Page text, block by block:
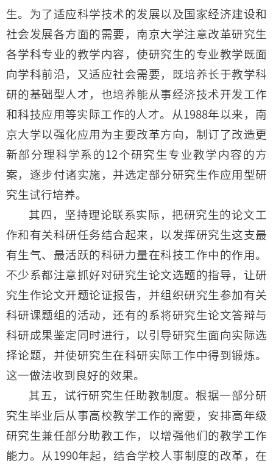
生。为了适应科学技术的发展以及国家经济建设和
社会发展各方面的需要，南京大学注意改革研究生
各学科专业的教学内容，使研究生的专业教学既面
向学科前沿，又适应社会需要，既培养长于教学科
研的基础型人才，也培养能从事经济技术开发工作
和科技应用等实际工作的人才。从1988年以来，南
京大学以强化应用为主要改革方向，制订了改造更
新部分理科学系的12个研究生专业教学内容的方
案，逐步付诸实施，并选定部分研究生作应用型研
究生试行培养。
其四，坚持理论联系实际，把研究生的论文工
作和有关科研任务结合起来，以发挥研究生这支最
有生气、最活跃的科研力量在科技工作中的作用。
不少系都注意抓好对研究生论文选题的指导，让研
究生作论文开题论证报告，并组织研究生参加有关
科研课题组的活动，还有的系将研究生论文答辩与
科研成果鉴定同时进行，以引导研究生面向实际选
择论题，并使研究生在科研实际工作中得到锻炼。
这一做法收到良好的效果。
其五，试行研究生任助教制度。根据一部分研
究生毕业后从事高校教学工作的需要，安排高年级
研究生兼任部分助教工作，以增强他们的教学工作
能力。从1990年起，结合学校人事制度的改革，在